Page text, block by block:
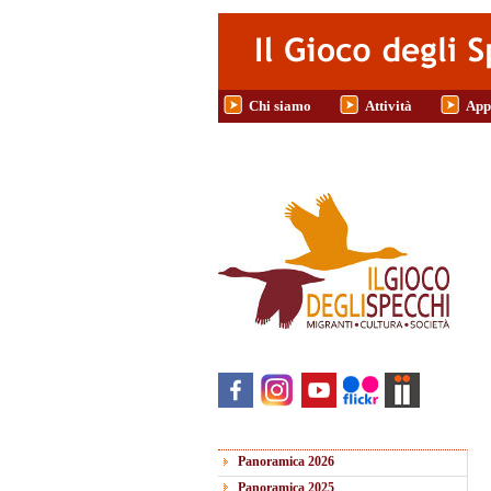
Chi siamo Attività
Panoramica 2026
Panoramica 2025